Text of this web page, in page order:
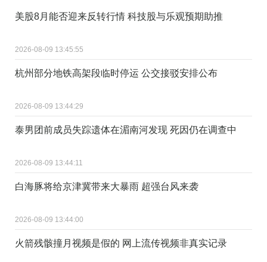
美股8月能否迎来反转行情 科技股与乐观预期助推
2026-08-09 13:45:55
杭州部分地铁高架段临时停运 公交接驳安排公布
2026-08-09 13:44:29
泰男团前成员失踪遗体在湄南河发现 死因仍在调查中
2026-08-09 13:44:11
白海豚将给京津冀带来大暴雨 超强台风来袭
2026-08-09 13:44:00
火箭残骸撞月视频是假的 网上流传视频非真实记录